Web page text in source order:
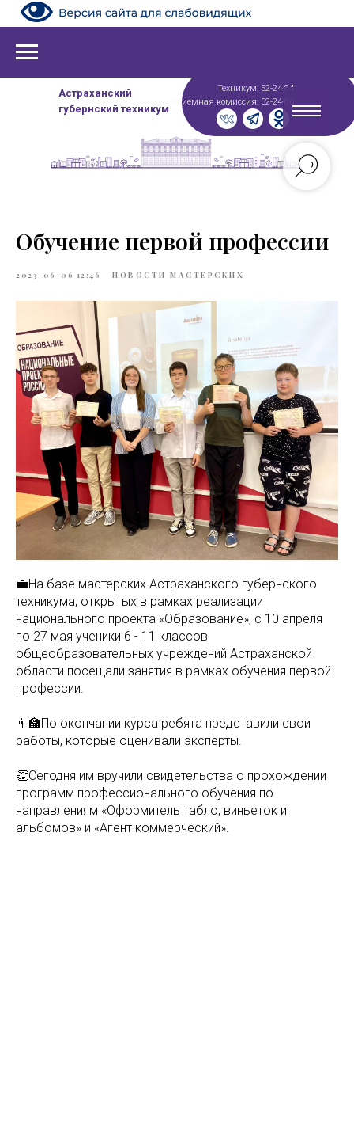
Астраханский
губернский техникум
Техникум: 52-24-84
Приемная комиссия: 52-24-86
Обучение первой профессии
2023-06-06 12:46 НОВОСТИ МАСТЕРСКИХ
💼На базе мастерских Астраханского губернского
техникума, открытых в рамках реализации
национального проекта «Образование», с 10 апреля
по 27 мая ученики 6 - 11 классов
общеобразовательных учреждений Астраханской
области посещали занятия в рамках обучения первой
профессии.
👨‍🏫По окончании курса ребята представили свои
работы, которые оценивали эксперты.
👏Сегодня им вручили свидетельства о прохождении
программ профессионального обучения по
направлениям «Оформитель табло, виньеток и
альбомов» и «Агент коммерческий».